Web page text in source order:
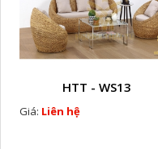
HTT - WS13
Giá: Liên hệ